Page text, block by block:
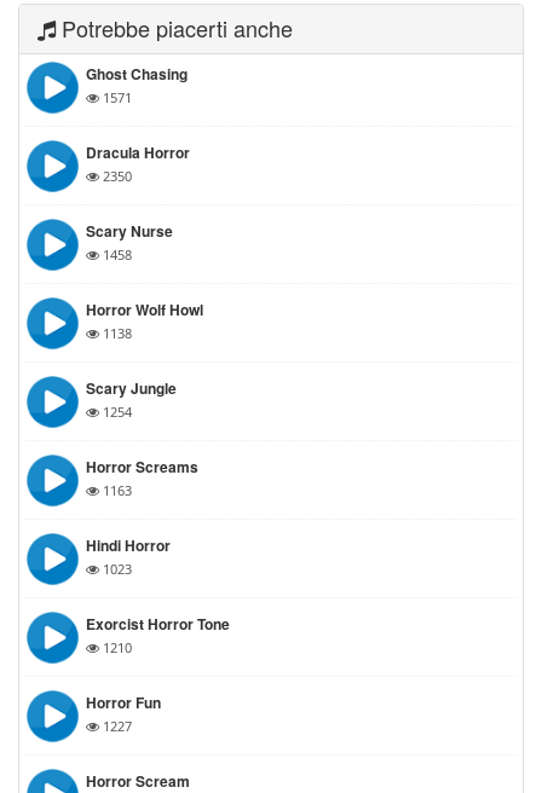
Potrebbe piacerti anche
Ghost Chasing
1571
Dracula Horror
2350
Scary Nurse
1458
Horror Wolf Howl
1138
Scary Jungle
1254
Horror Screams
1163
Hindi Horror
1023
Exorcist Horror Tone
1210
Horror Fun
1227
Horror Scream